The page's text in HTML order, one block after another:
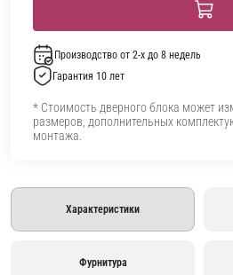
Производство от 2-х до 8 недель
Гарантия 10 лет
* Стоимость дверного блока может
размеров, дополнительных
монтажа.
Характеристики
Фурнитура